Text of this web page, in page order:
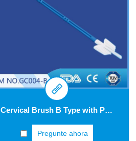
Cervical Brush B Type with Plastic Turning Tube GC004-B-2
Pregunte ahora